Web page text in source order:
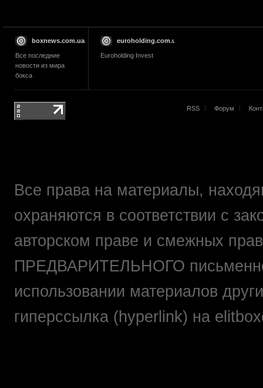
boxnews.com.ua
Все последние
новости из мира
бокса
euroholding.com.ua
Euroholding Invest
RSS Форум
Все права на материалы,
охраняются в соответствии с
авторском праве и смежных
ПРЕДВАРИТЕЛЬНОГО
использовании материалов
гиперссылка (hyperlink) на